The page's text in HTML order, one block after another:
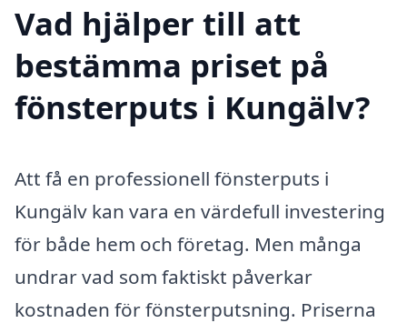
Vad hjälper till att
bestämma priset på
fönsterputs i Kungälv?
Att få en professionell fönsterputs i
Kungälv kan vara en värdefull investering
för både hem och företag. Men många
undrar vad som faktiskt påverkar
kostnaden för fönsterputsning. Priserna